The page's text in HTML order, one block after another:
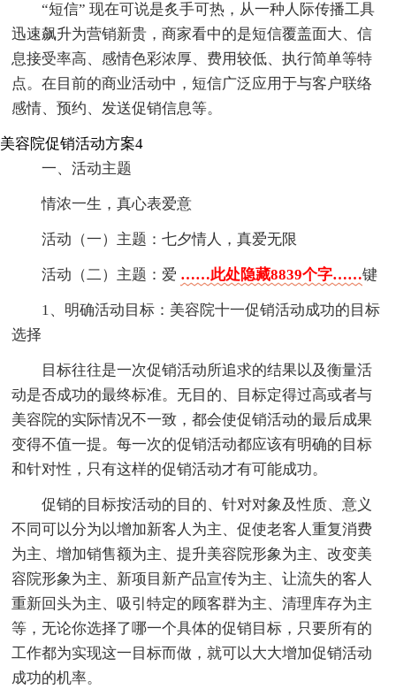
“短信” 现在可说是炙手可热，从一种人际传播工具
迅速飙升为营销新贵，商家看中的是短信覆盖面大、信
息接受率高、感情色彩浓厚、费用较低、执行简单等特
点。在目前的商业活动中，短信广泛应用于与客户联络
感情、预约、发送促销信息等。
美容院促销活动方案4
一、活动主题
情浓一生，真心表爱意
活动（一）主题：七夕情人，真爱无限
活动（二）主题：爱 ……此处隐藏8839个字……键
1、明确活动目标：美容院十一促销活动成功的目标
选择
目标往往是一次促销活动所追求的结果以及衡量活
动是否成功的最终标准。无目的、目标定得过高或者与
美容院的实际情况不一致，都会使促销活动的最后成果
变得不值一提。每一次的促销活动都应该有明确的目标
和针对性，只有这样的促销活动才有可能成功。
促销的目标按活动的目的、针对对象及性质、意义
不同可以分为以增加新客人为主、促使老客人重复消费
为主、增加销售额为主、提升美容院形象为主、改变美
容院形象为主、新项目新产品宣传为主、让流失的客人
重新回头为主、吸引特定的顾客群为主、清理库存为主
等，无论你选择了哪一个具体的促销目标，只要所有的
工作都为实现这一目标而做，就可以大大增加促销活动
成功的机率。